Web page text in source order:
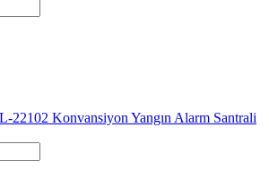
22102 Konvansiyon Yangın Alarm Santrali